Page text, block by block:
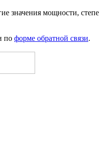
значения мощности,
по форме обратной связи.